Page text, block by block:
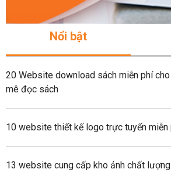
Nổi bật
20 Website download sách miễn phí
mê đọc sách
10 website thiết kế logo trực tuyến miễn
13 website cung cấp kho ảnh chất